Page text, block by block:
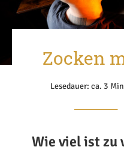
Zocken
Lesedauer: ca. 3
Wie viel ist zu